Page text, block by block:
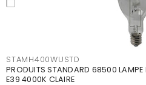
STAMH400WUSTD
PRODUITS STANDARD 68500
E39 4000K CLAIRE